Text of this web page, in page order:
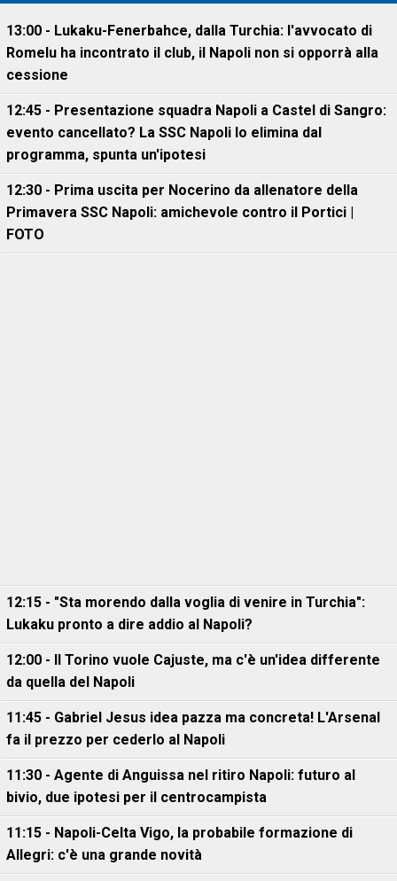
13:00 - Lukaku-Fenerbahce, dalla Turchia: l'avvocato di
Romelu ha incontrato il club, il Napoli non si opporrà alla
cessione
12:45 - Presentazione squadra Napoli a Castel di Sangro:
evento cancellato? La SSC Napoli lo elimina dal
programma, spunta un'ipotesi
12:30 - Prima uscita per Nocerino da allenatore della
Primavera SSC Napoli: amichevole contro il Portici |
FOTO
12:15 - "Sta morendo dalla voglia di venire in Turchia":
Lukaku pronto a dire addio al Napoli?
12:00 - Il Torino vuole Cajuste, ma c'è un'idea differente
da quella del Napoli
11:45 - Gabriel Jesus idea pazza ma concreta! L'Arsenal
fa il prezzo per cederlo al Napoli
11:30 - Agente di Anguissa nel ritiro Napoli: futuro al
bivio, due ipotesi per il centrocampista
11:15 - Napoli-Celta Vigo, la probabile formazione di
Allegri: c'è una grande novità